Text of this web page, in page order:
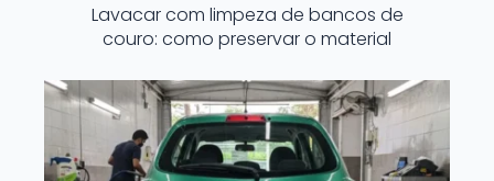
Lavacar com limpeza de bancos de
couro: como preservar o material